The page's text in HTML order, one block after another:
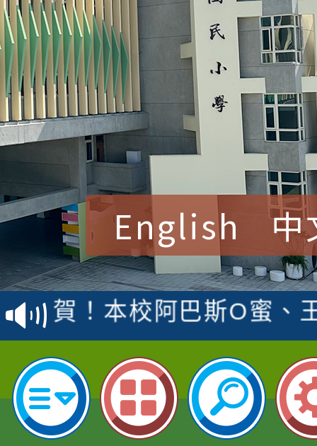
English 中
賀！本校參加桃園市中
賽 洪綺君教師榮獲社
名
賀！本校阿巴斯O蜜、
倩參加桃園市科展 國
名 指導老師王老師、
賀！本校四年二班張O
園市英語競賽國小朗讀
指導老師林老師
賀！本校參加桃園市中
賽 劉文瑛教師榮獲教
賀！本校參與2026世